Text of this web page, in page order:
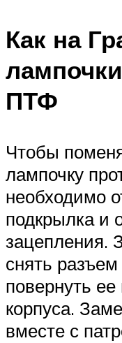
Как на
ПТФ
Чтобы
лампочку
необходимо
подкрылка и
зацепления.
снять
повернуть
корпуса.
вместе с